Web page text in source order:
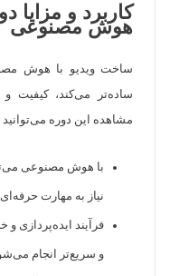
کاربرد و مزایا
هوش مصنوعی
ساخت ویدیو با هوش
ساده‌تر می‌کند، کیفیت
مشاهده این دوره می‌توانید
با هوش مصنوعی
نیاز به مهارت حرفه‌ای
و سریع‌تر انجام